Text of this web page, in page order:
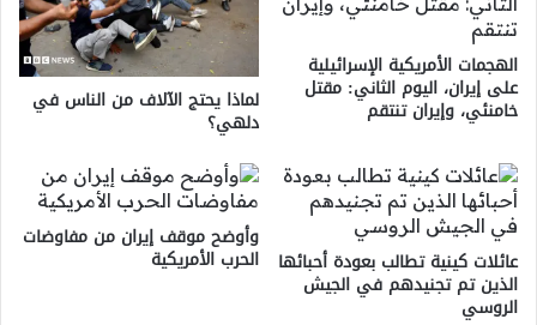
الهجمات الأمريكية الإسرائيلية
على إيران، اليوم الثاني: مقتل
خامنئي، وإيران تنتقم لماذا يحتج الآلاف من الناس في
دلهي؟
عائلات كينية تطالب بعودة أحبائها
الذين تم تجنيدهم في الجيش
الروسي
وأوضح موقف إيران من مفاوضات
الحرب الأمريكية